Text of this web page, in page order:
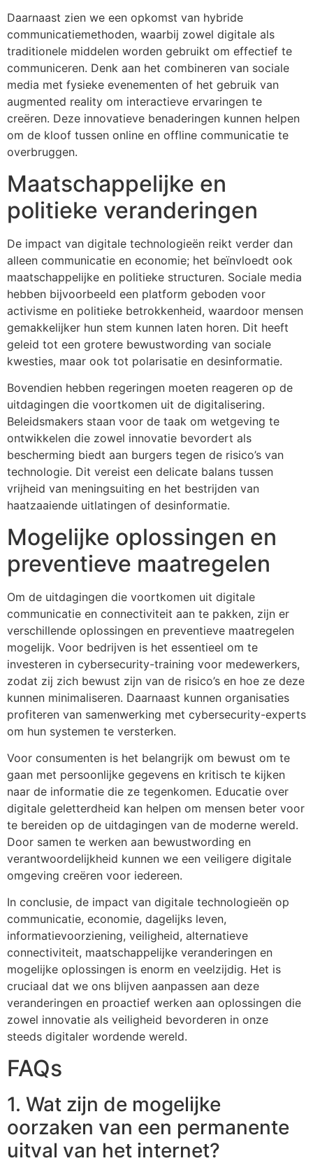
Daarnaast zien we een opkomst van hybride
communicatiemethoden, waarbij zowel digitale als
traditionele middelen worden gebruikt om effectief te
communiceren. Denk aan het combineren van sociale
media met fysieke evenementen of het gebruik van
augmented reality om interactieve ervaringen te
creëren. Deze innovatieve benaderingen kunnen helpen
om de kloof tussen online en offline communicatie te
overbruggen.
Maatschappelijke en
politieke veranderingen
De impact van digitale technologieën reikt verder dan
alleen communicatie en economie; het beïnvloedt ook
maatschappelijke en politieke structuren. Sociale media
hebben bijvoorbeeld een platform geboden voor
activisme en politieke betrokkenheid, waardoor mensen
gemakkelijker hun stem kunnen laten horen. Dit heeft
geleid tot een grotere bewustwording van sociale
kwesties, maar ook tot polarisatie en desinformatie.
Bovendien hebben regeringen moeten reageren op de
uitdagingen die voortkomen uit de digitalisering.
Beleidsmakers staan voor de taak om wetgeving te
ontwikkelen die zowel innovatie bevordert als
bescherming biedt aan burgers tegen de risico’s van
technologie. Dit vereist een delicate balans tussen
vrijheid van meningsuiting en het bestrijden van
haatzaaiende uitlatingen of desinformatie.
Mogelijke oplossingen en
preventieve maatregelen
Om de uitdagingen die voortkomen uit digitale
communicatie en connectiviteit aan te pakken, zijn er
verschillende oplossingen en preventieve maatregelen
mogelijk. Voor bedrijven is het essentieel om te
investeren in cybersecurity-training voor medewerkers,
zodat zij zich bewust zijn van de risico’s en hoe ze deze
kunnen minimaliseren. Daarnaast kunnen organisaties
profiteren van samenwerking met cybersecurity-experts
om hun systemen te versterken.
Voor consumenten is het belangrijk om bewust om te
gaan met persoonlijke gegevens en kritisch te kijken
naar de informatie die ze tegenkomen. Educatie over
digitale geletterdheid kan helpen om mensen beter voor
te bereiden op de uitdagingen van de moderne wereld.
Door samen te werken aan bewustwording en
verantwoordelijkheid kunnen we een veiligere digitale
omgeving creëren voor iedereen.
In conclusie, de impact van digitale technologieën op
communicatie, economie, dagelijks leven,
informatievoorziening, veiligheid, alternatieve
connectiviteit, maatschappelijke veranderingen en
mogelijke oplossingen is enorm en veelzijdig. Het is
cruciaal dat we ons blijven aanpassen aan deze
veranderingen en proactief werken aan oplossingen die
zowel innovatie als veiligheid bevorderen in onze
steeds digitaler wordende wereld.
FAQs
1. Wat zijn de mogelijke
oorzaken van een permanente
uitval van het internet?